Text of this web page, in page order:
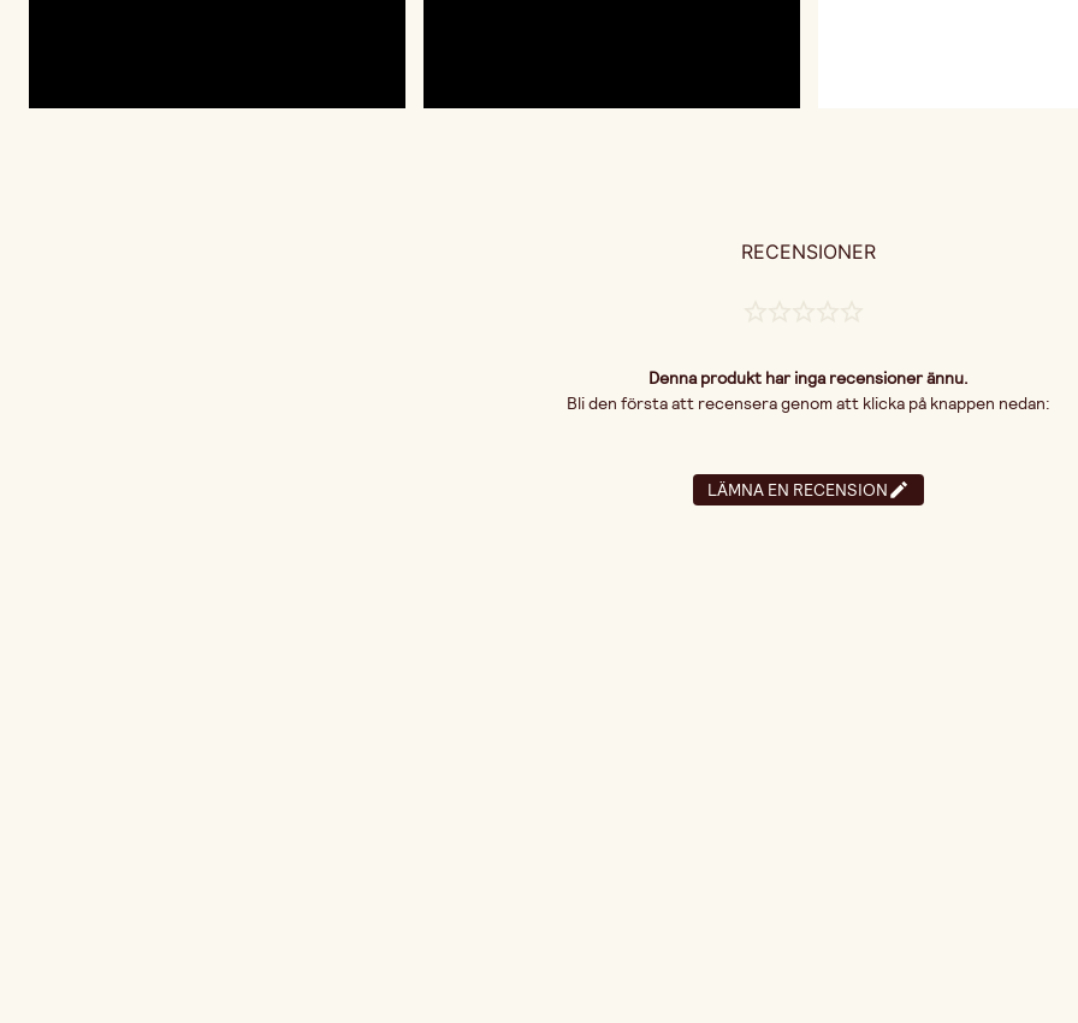
RECENSIONER
Denna produkt har inga recensioner ännu.
Bli den första att recensera genom att klicka på knappen nedan:
LÄMNA EN RECENSION